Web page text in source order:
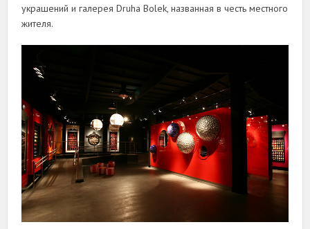
украшений и галерея Druha Bolek, названная в честь местного
жителя.